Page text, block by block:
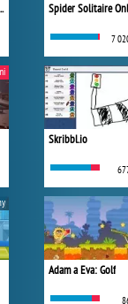
Destroyer Spider Solitaire
7
Skribbl.io
Adam a Eva: Golf